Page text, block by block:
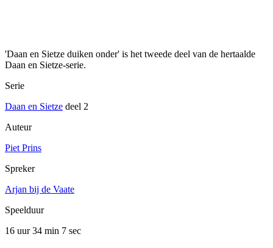
'Daan en Sietze duiken onder' is het tweede deel van de hertaalde
Daan en Sietze-serie.
Serie
Daan en Sietze deel 2
Auteur
Piet Prins
Spreker
Arjan bij de Vaate
Speelduur
16 uur 34 min 7 sec